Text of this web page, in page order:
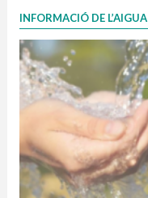
INFORMACIÓ DE L’AIGUA